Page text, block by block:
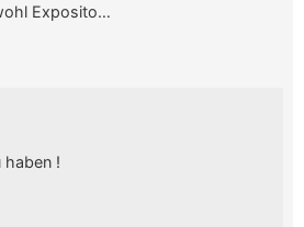
Exposito…
haben !